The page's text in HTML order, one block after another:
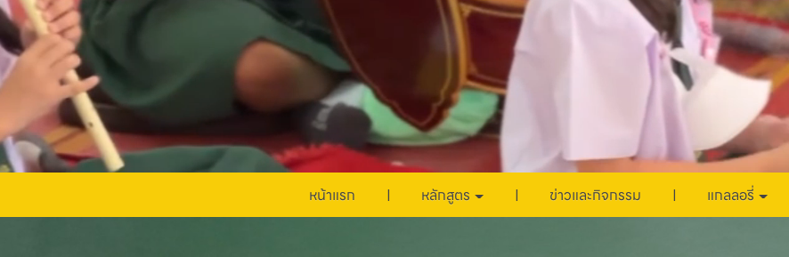
หน้าแรก หลักสูตร ข่าวและกิจกรรม แกลลอรี่